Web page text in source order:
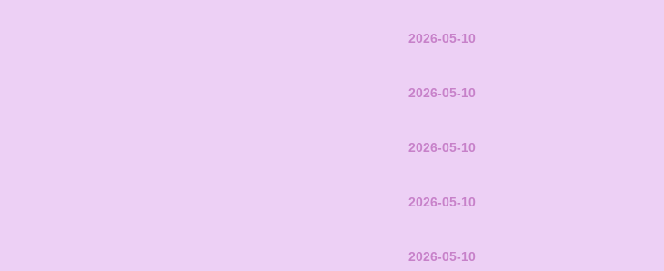
2026-05-10
2026-05-10
2026-05-10
2026-05-10
2026-05-10